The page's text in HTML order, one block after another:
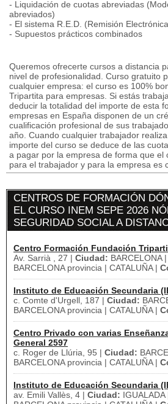
- Liquidación de cuotas abreviadas
abreviados)
- El sistema R.E.D. (Remisión
- Supuestos prácticos combinados
Queremos ofrecerte cursos a distancia
nivel de profesionalidad. Curso gratuito
cualquier empresa: el curso es 100%
Tripartita para empresas. Si estás
deducir la totalidad del importe de esta
empresas en España disponen de un
cualificación profesional de sus
año. Cuando cualquier trabajador
importe del curso se deduce de las
a pagar por la empresa de forma que el
para el trabajador y para la empresa es
CENTROS DE FORMACIÓN
EL CURSO INEM SEPE 2026
SEGURIDAD SOCIAL A
Centro Formación Fundación
Av. Sarrià , 27 | Ciudad: BARCELONA |
BARCELONA provincia | CATALUÑA |
Instituto de Educación Secundaria
c. Comte d'Urgell, 187 | Ciudad:
BARCELONA provincia | CATALUÑA |
Centro Privado con varias
General 2597
c. Roger de Llúria, 95 | Ciudad:
BARCELONA provincia | CATALUÑA |
Instituto de Educación Secundaria
av. Emili Vallès, 4 | Ciudad: IGUALADA